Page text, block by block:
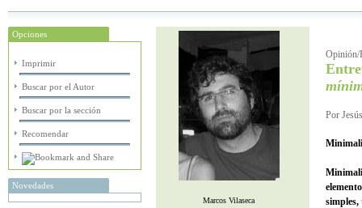
Opciones
Imprimir
Buscar por el Autor
Buscar por la sección
Recomendar
Novedades
Recomendar
Su nombre Completo
Marcos Vilaseca
Opinión/
Por
simples,